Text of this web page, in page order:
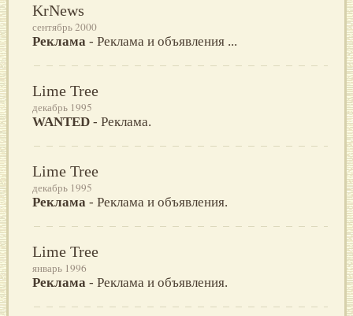
KrNews
сентябрь 2000
Реклама - Реклама и объявления ...
Lime Tree
декабрь 1995
WANTED - Реклама.
Lime Tree
декабрь 1995
Реклама - Реклама и объявления.
Lime Tree
январь 1996
Реклама - Реклама и объявления.